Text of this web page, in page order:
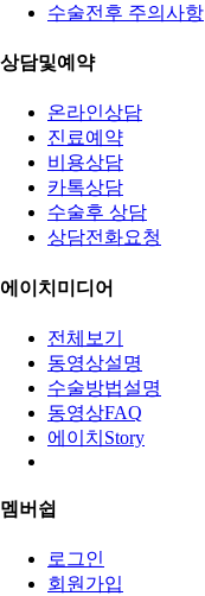
수술전후 주의사항
상담및예약
온라인상담
진료예약
비용상담
카톡상담
수술후 상담
상담전화요청
에이치미디어
전체보기
동영상설명
수술방법설명
동영상FAQ
에이치Story
멤버쉽
로그인
회원가입